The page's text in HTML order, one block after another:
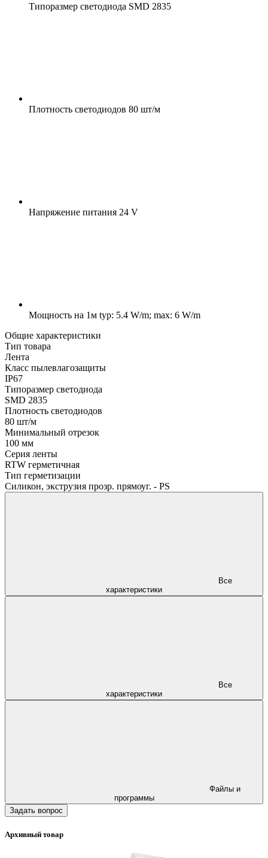
Типоразмер светодиода SMD 2835
Плотность светодиодов 80 шт/м
Напряжение питания 24 V
Мощность на 1м typ: 5.4 W/m; max: 6 W/m
Общие характеристики
Тип товара
Лента
Класс пылевлагозащиты
IP67
Типоразмер светодиода
SMD 2835
Плотность светодиодов
80 шт/м
Минимальный отрезок
100 мм
Серия ленты
RTW герметичная
Тип герметизации
Силикон, экструзия прозр. прямоуг. - PS
характеристики
характеристики
программы
Задать вопрос
Архивный товар